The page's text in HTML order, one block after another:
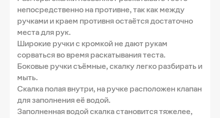
непосредственно на противне, так как между
ручками и краем противня остаётся достаточно
места для рук.
Широкие ручки с кромкой не дают рукам
сорваться во время раскатывания теста.
Боковые ручки съёмные, скалку легко разбирать и
мыть.
Скалка полая внутри, на ручке расположен клапан
для заполнения её водой.
Заполненная водой скалка становится тяжелее,